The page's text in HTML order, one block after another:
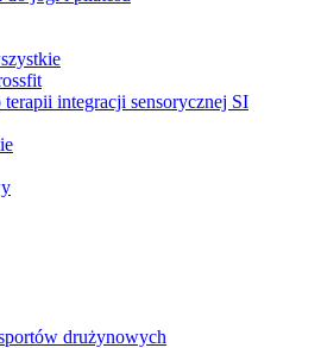
terapii integracji sensorycznej SI
drużynowych